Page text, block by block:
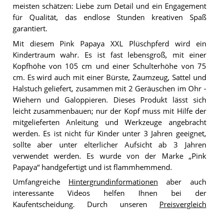
meisten schätzen: Liebe zum Detail und ein Engagement
für Qualität, das endlose Stunden kreativen Spaß
garantiert.
Mit diesem Pink Papaya XXL Plüschpferd wird ein
Kindertraum wahr. Es ist fast lebensgroß, mit einer
Kopfhöhe von 105 cm und einer Schulterhöhe von 75
cm. Es wird auch mit einer Bürste, Zaumzeug, Sattel und
Halstuch geliefert, zusammen mit 2 Geräuschen im Ohr -
Wiehern und Galoppieren. Dieses Produkt lässt sich
leicht zusammenbauen; nur der Kopf muss mit Hilfe der
mitgelieferten Anleitung und Werkzeuge angebracht
werden. Es ist nicht für Kinder unter 3 Jahren geeignet,
sollte aber unter elterlicher Aufsicht ab 3 Jahren
verwendet werden. Es wurde von der Marke „Pink
Papaya“ handgefertigt und ist flammhemmend.
Umfangreiche Hintergrundinformationen aber auch
interessante Videos helfen Ihnen bei der
Kaufentscheidung. Durch unseren Preisvergleich